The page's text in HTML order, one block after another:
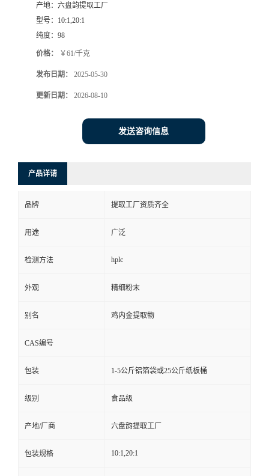
产地： 六盘韵提取工厂
型号： 10:1,20:1
纯度： 98
价格： ￥61/千克
发布日期： 2025-05-30
更新日期： 2026-08-10
发送咨询信息
产品详请
品牌 提取工厂资质齐全
用途 广泛
检测方法 hplc
外观 精细粉末
别名 鸡内金提取物
CAS编号
包装 1-5公斤铝箔袋或25公斤纸板桶
级别 食品级
产地/厂商 六盘韵提取工厂
包装规格 10:1,20:1